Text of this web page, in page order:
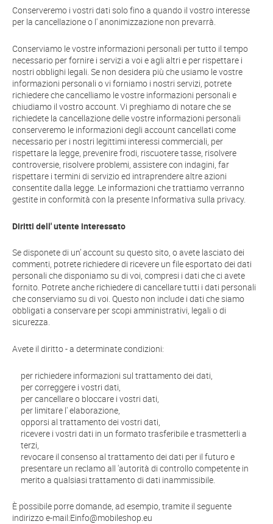
Conserveremo i vostri dati solo fino a quando il vostro interesse
per la cancellazione o l' anonimizzazione non prevarrà.
Conserviamo le vostre informazioni personali per tutto il tempo
necessario per fornire i servizi a voi e agli altri e per rispettare i
nostri obblighi legali. Se non desidera più che usiamo le vostre
informazioni personali o vi forniamo i nostri servizi, potrete
richiedere che cancelliamo le vostre informazioni personali e
chiudiamo il vostro account. Vi preghiamo di notare che se
richiedete la cancellazione delle vostre informazioni personali
conserveremo le informazioni degli account cancellati come
necessario per i nostri legittimi interessi commerciali, per
rispettare la legge, prevenire frodi, riscuotere tasse, risolvere
controversie, risolvere problemi, assistere con indagini, far
rispettare i termini di servizio ed intraprendere altre azioni
consentite dalla legge. Le informazioni che trattiamo verranno
gestite in conformità con la presente Informativa sulla privacy.
Diritti dell' utente interessato
Se disponete di un’ account su questo sito, o avete lasciato dei
commenti, potrete richiedere di ricevere un file esportato dei dati
personali che disponiamo su di voi, compresi i dati che ci avete
fornito. Potrete anche richiedere di cancellare tutti i dati personali
che conserviamo su di voi. Questo non include i dati che siamo
obbligati a conservare per scopi amministrativi, legali o di
sicurezza.
Avete il diritto - a determinate condizioni:
per richiedere informazioni sul trattamento dei dati,
per correggere i vostri dati,
per cancellare o bloccare i vostri dati,
per limitare l' elaborazione,
opporsi al trattamento dei vostri dati,
ricevere i vostri dati in un formato trasferibile e trasmetterli a
terzi,
revocare il consenso al trattamento dei dati per il futuro e
presentare un reclamo all 'autorità di controllo competente in
merito a qualsiasi trattamento di dati inammissibile.
È possibile porre domande, ad esempio, tramite il seguente
indirizzo e-mail:Einfo@mobileshop.eu